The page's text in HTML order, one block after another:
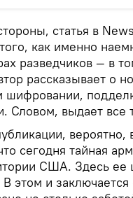
статья в
как именно
разведчиков — в
рассказывает о
шифровании,
Словом, выдает все
сегодня тайная
США. Здесь ее
этом и